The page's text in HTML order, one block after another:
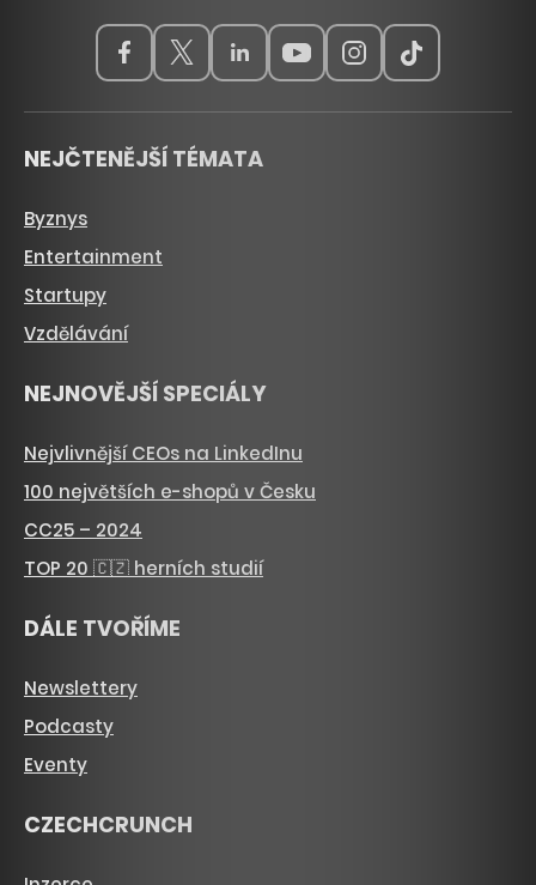
NEJČTENĚJŠÍ TÉMATA
Byznys
Entertainment
Startupy
Vzdělávání
NEJNOVĚJŠÍ SPECIÁLY
Nejvlivnější CEOs na LinkedInu
100 největších e-shopů v Česku
CC25 – 2024
TOP 20 🇨🇿 herních studií
DÁLE TVOŘÍME
Newslettery
Podcasty
Eventy
CZECHCRUNCH